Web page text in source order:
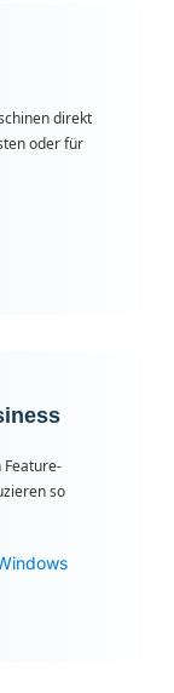
direkt
oder für
Feature-
so